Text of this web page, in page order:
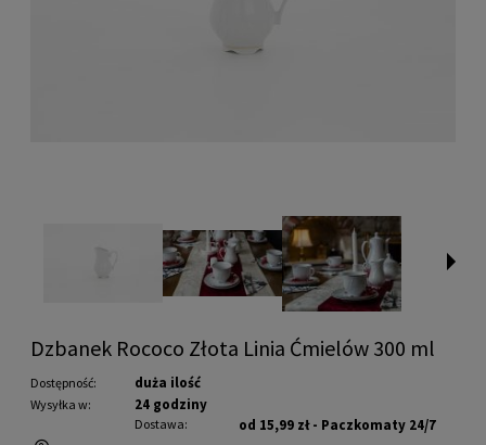
Dzbanek Rococo Złota Linia Ćmielów 300 ml
Dostępność: duża ilość
Wysyłka w: 24 godziny
Dostawa: od 15,99 zł - Paczkomaty 24/7